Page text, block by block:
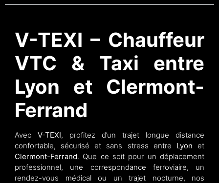
V-TEXI – Chauffeur
VTC & Taxi entre
Lyon et Clermont-
Ferrand
Avec V-TEXI, profitez d’un trajet longue distance
confortable, sécurisé et sans stress entre Lyon et
Clermont-Ferrand. Que ce soit pour un déplacement
professionnel, une correspondance ferroviaire, un
rendez-vous médical ou un trajet nocturne, nos